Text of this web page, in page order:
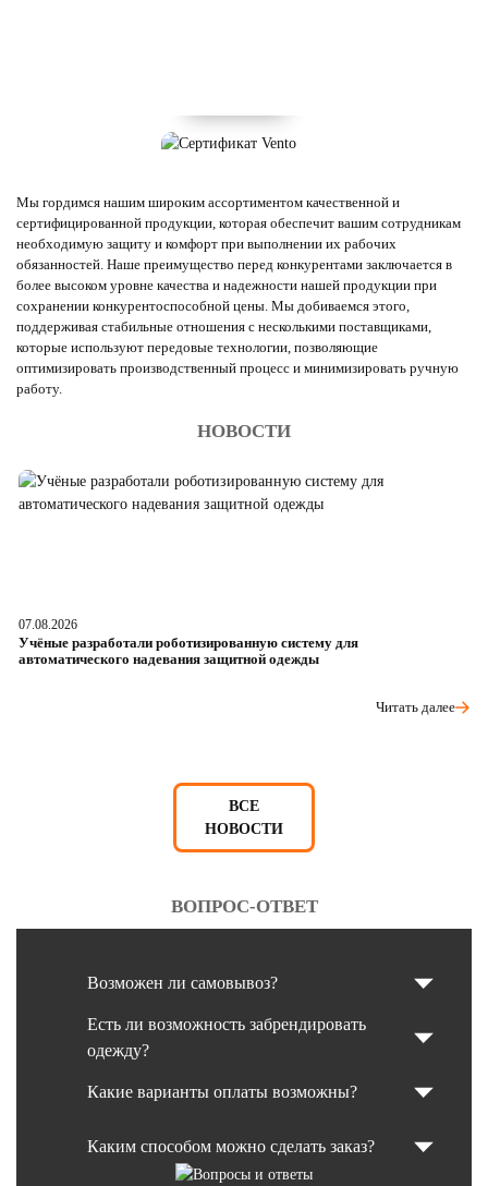
Мы гордимся нашим широким ассортиментом качественной и
сертифицированной продукции, которая обеспечит вашим сотрудникам
необходимую защиту и комфорт при выполнении их рабочих
обязанностей. Наше преимущество перед конкурентами заключается в
более высоком уровне качества и надежности нашей продукции при
сохранении конкурентоспособной цены. Мы добиваемся этого,
поддерживая стабильные отношения с несколькими поставщиками,
которые используют передовые технологии, позволяющие
оптимизировать производственный процесс и минимизировать ручную
работу.
НОВОСТИ
07.08.2026
Учёные разработали роботизированную систему для
автоматического надевания защитной одежды
Читать далее
ВСЕ
НОВОСТИ
ВОПРОС-ОТВЕТ
Возможен ли самовывоз?
Есть ли возможность забрендировать
одежду?
Какие варианты оплаты возможны?
Каким способом можно сделать заказ?